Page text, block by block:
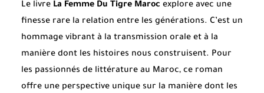
Le livre La Femme Du Tigre Maroc explore avec une
finesse rare la relation entre les générations. C’est un
hommage vibrant à la transmission orale et à la
manière dont les histoires nous construisent. Pour
les passionnés de littérature au Maroc, ce roman
offre une perspective unique sur la manière dont les